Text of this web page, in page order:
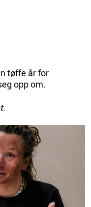
tøffe år for
opp om.